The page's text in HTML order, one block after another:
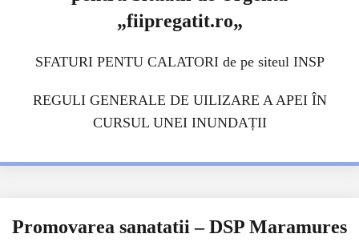
„fiipregatit.ro„
SFATURI PENTU CALATORI de pe siteul INSP
REGULI GENERALE DE UILIZARE A APEI ÎN
CURSUL UNEI INUNDAȚII
Promovarea sanatatii – DSP Maramures